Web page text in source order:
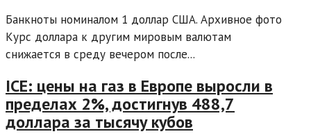
Банкноты номиналом 1 доллар США. Архивное фото
Курс доллара к другим мировым валютам
снижается в среду вечером после...
ICE: цены на газ в Европе выросли в
пределах 2%, достигнув 488,7
доллара за тысячу кубов